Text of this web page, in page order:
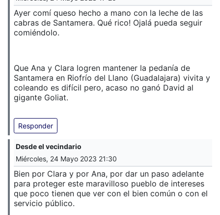
Ayer comí queso hecho a mano con la leche de las
cabras de Santamera. Qué rico! Ojalá pueda seguir
comiéndolo.
Que Ana y Clara logren mantener la pedanía de
Santamera en Riofrío del Llano (Guadalajara) vivita y
coleando es difícil pero, acaso no ganó David al
gigante Goliat.
Responder
Desde el vecindario
Miércoles, 24 Mayo 2023 21:30
Bien por Clara y por Ana, por dar un paso adelante
para proteger este maravilloso pueblo de intereses
que poco tienen que ver con el bien común o con el
servicio público.